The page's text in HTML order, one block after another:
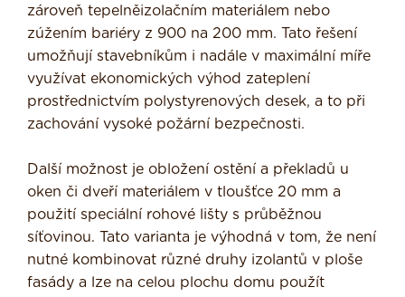
zároveň tepelněizolačním materiálem nebo
zúžením bariéry z 900 na 200 mm. Tato řešení
umožňují stavebníkům i nadále v maximální míře
využívat ekonomických výhod zateplení
prostřednictvím polystyrenových desek, a to při
zachování vysoké požární bezpečnosti.
Další možnost je obložení ostění a překladů u
oken či dveří materiálem v tloušťce 20 mm a
použití speciální rohové lišty s průběžnou
síťovinou. Tato varianta je výhodná v tom, že není
nutné kombinovat různé druhy izolantů v ploše
fasády a lze na celou plochu domu použít